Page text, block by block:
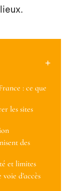
: ce que
les sites
des
et limites
d’accès